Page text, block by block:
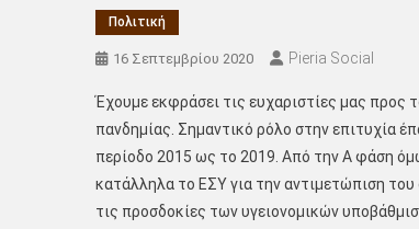
Πολιτική
16 Σεπτεμβρίου 2020 Pieria Social
Έχουμε εκφράσει τις ευχαριστίες μας
πανδημίας. Σημαντικό ρόλο στην επιτυχία
περίοδο 2015 ως το 2019. Από την Α φάση
κατάλληλα το ΕΣΥ για την αντιμετώπιση
τις προσδοκίες των υγειονομικών